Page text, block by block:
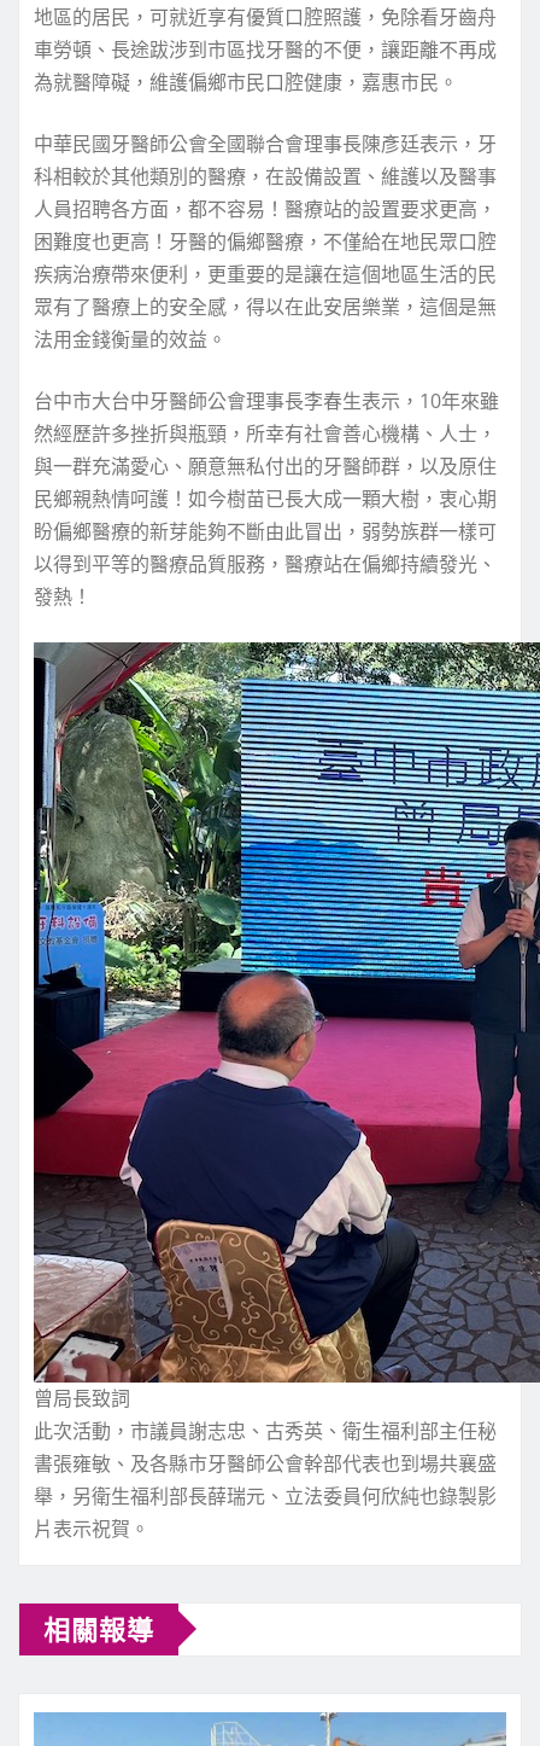
地區的居民，可就近享有優質口腔照護，免除看牙齒舟
車勞頓、長途跋涉到市區找牙醫的不便，讓距離不再成
為就醫障礙，維護偏鄉市民口腔健康，嘉惠市民。
中華民國牙醫師公會全國聯合會理事長陳彥廷表示，牙
科相較於其他類別的醫療，在設備設置、維護以及醫事
人員招聘各方面，都不容易！醫療站的設置要求更高，
困難度也更高！牙醫的偏鄉醫療，不僅給在地民眾口腔
疾病治療帶來便利，更重要的是讓在這個地區生活的民
眾有了醫療上的安全感，得以在此安居樂業，這個是無
法用金錢衡量的效益。
台中市大台中牙醫師公會理事長李春生表示，10年來雖
然經歷許多挫折與瓶頸，所幸有社會善心機構、人士，
與一群充滿愛心、願意無私付出的牙醫師群，以及原住
民鄉親熱情呵護！如今樹苗已長大成一顆大樹，衷心期
盼偏鄉醫療的新芽能夠不斷由此冒出，弱勢族群一樣可
以得到平等的醫療品質服務，醫療站在偏鄉持續發光、
發熱！
曾局長致詞
此次活動，市議員謝志忠、古秀英、衛生福利部主任秘
書張雍敏、及各縣市牙醫師公會幹部代表也到場共襄盛
舉，另衛生福利部長薛瑞元、立法委員何欣純也錄製影
片表示祝賀。
相關報導